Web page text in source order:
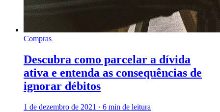
Compras
Descubra como parcelar a dívida
ativa e entenda as consequências de
ignorar débitos
1 de dezembro de 2021 · 6 min de leitura